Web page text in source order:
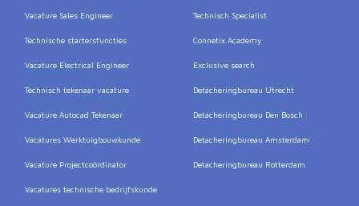
Vacature Sales Engineer
Technische startersfuncties
Vacature Electrical Engineer
Technisch tekenaar vacature
Vacature Autocad Tekenaar
Vacatures Werktuigbouwkunde
Vacature Projectcoördinator
Vacatures technische bedrijfskunde
Technisch Specialist
Connetix Academy
Exclusive search
Detacheringbureau Utrecht
Detacheringbureau Den Bosch
Detacheringbureau Amsterdam
Detacheringbureau Rotterdam